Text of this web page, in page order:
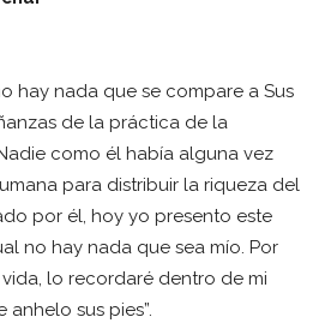
hay nada que se compare a Sus
de la práctica de la
como él había alguna vez
para distribuir la riqueza del
por él, hoy yo presento este
no hay nada que sea mío. Por
lo recordaré dentro de mi
sus pies”.